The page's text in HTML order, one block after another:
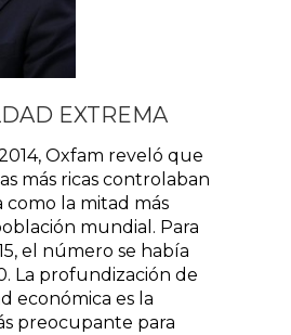
EXTREMA
Oxfam reveló que
más ricas controlaban
la mitad más
mundial. Para
el número se había
La profundización de
económica es la
preocupante para